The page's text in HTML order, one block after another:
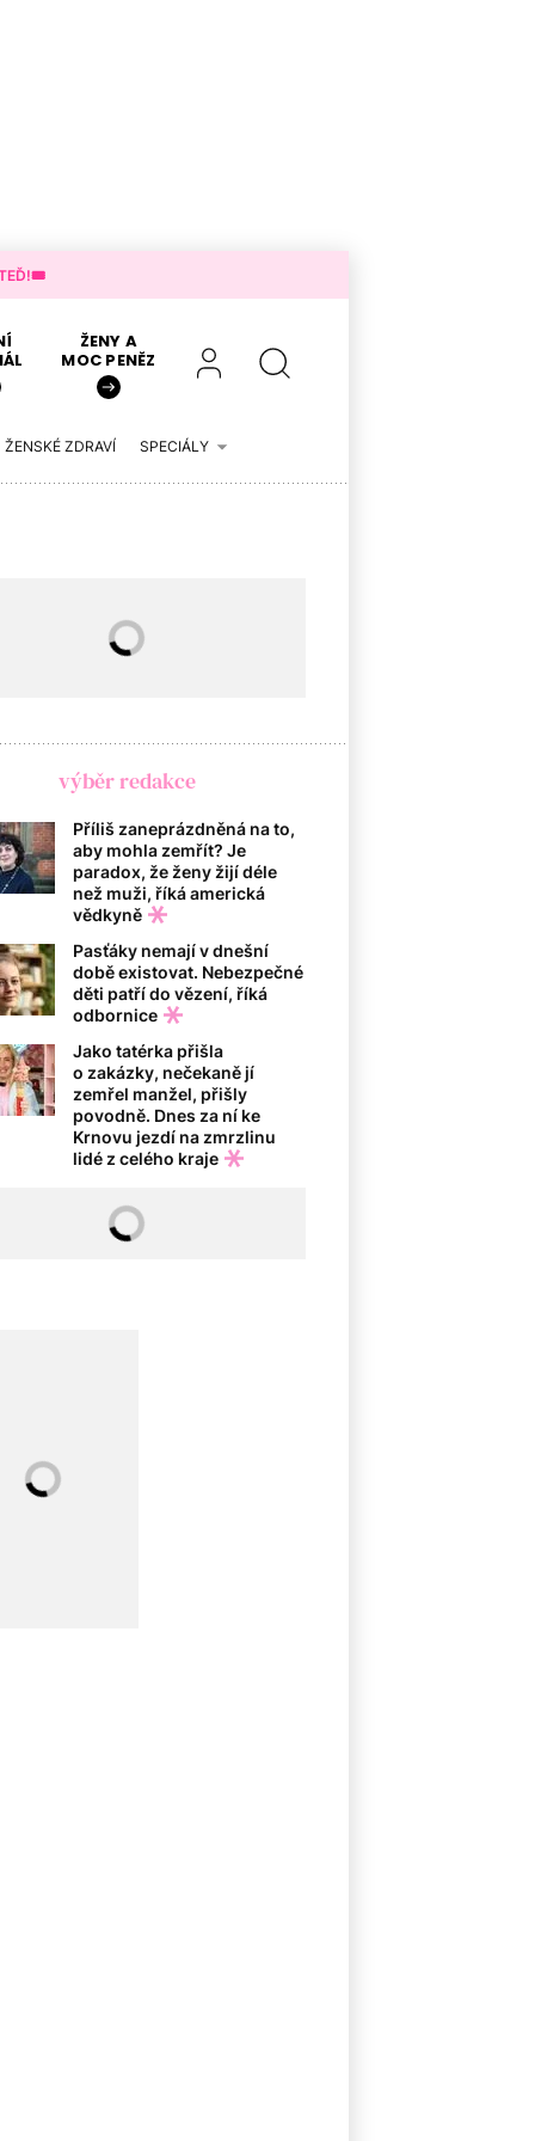
TEĎ!🎟️
ŽENY A
MOC PENĚZ
ŽENSKÉ ZDRAVÍ SPECIÁLY
výběr redakce
Příliš zaneprázdněná na to,
aby mohla zemřít? Je
paradox, že ženy žijí déle
než muži, říká americká
vědkyně
Pasťáky nemají v dnešní
době existovat. Nebezpečné
děti patří do vězení, říká
odbornice
Jako tatérka přišla
o zakázky, nečekaně jí
zemřel manžel, přišly
povodně. Dnes za ní ke
Krnovu jezdí na zmrzlinu
lidé z celého kraje